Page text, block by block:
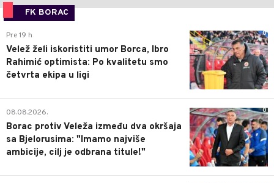
FK BORAC
0
Pre 19 h
Velež želi iskoristiti umor Borca, Ibro
Rahimić optimista: Po kvalitetu smo
četvrta ekipa u ligi
0
08.08.2026.
Borac protiv Veleža između dva okršaja
sa Bjelorusima: "Imamo najviše
ambicije, cilj je odbrana titule!"